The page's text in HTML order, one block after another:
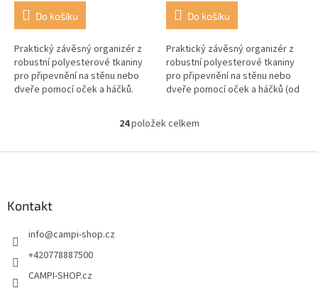
Do košíku
Praktický závěsný organizér z
robustní polyesterové tkaniny
pro připevnění na stěnu nebo
dveře pomocí oček a háčků.
Do košíku
Praktický závěsný organizér z
robustní polyesterové tkaniny
pro připevnění na stěnu nebo
dveře pomocí oček a háčků (od
O
l
24položek celkem
Kontakt
info@campi-shop.cz
+420778887500
CAMPI-SHOP.cz